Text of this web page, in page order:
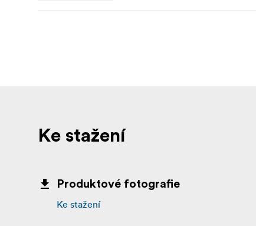
Ke stažení
Produktové fotografie
Ke stažení